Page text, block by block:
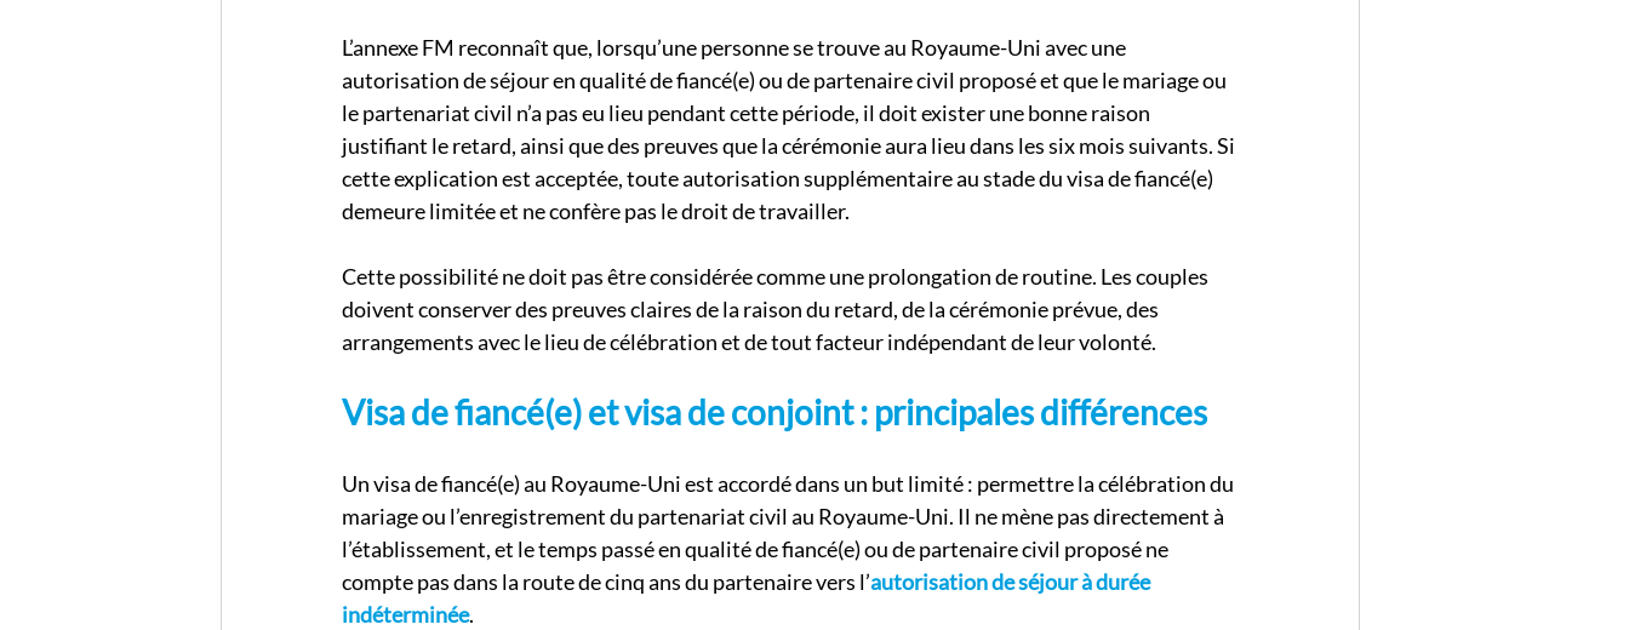
L’annexe FM reconnaît que, lorsqu’une personne se trouve au Royaume-Uni avec une
autorisation de séjour en qualité de fiancé(e) ou de partenaire civil proposé et que le mariage ou
le partenariat civil n’a pas eu lieu pendant cette période, il doit exister une bonne raison
justifiant le retard, ainsi que des preuves que la cérémonie aura lieu dans les six mois suivants. Si
cette explication est acceptée, toute autorisation supplémentaire au stade du visa de fiancé(e)
demeure limitée et ne confère pas le droit de travailler.
Cette possibilité ne doit pas être considérée comme une prolongation de routine. Les couples
doivent conserver des preuves claires de la raison du retard, de la cérémonie prévue, des
arrangements avec le lieu de célébration et de tout facteur indépendant de leur volonté.
Visa de fiancé(e) et visa de conjoint : principales différences
Un visa de fiancé(e) au Royaume-Uni est accordé dans un but limité : permettre la célébration du
mariage ou l’enregistrement du partenariat civil au Royaume-Uni. Il ne mène pas directement à
l’établissement, et le temps passé en qualité de fiancé(e) ou de partenaire civil proposé ne
compte pas dans la route de cinq ans du partenaire vers l’autorisation de séjour à durée
indéterminée.